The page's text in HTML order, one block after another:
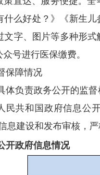
什么好处？》《新生
文字、图片等多种形
号进行医保缴费。
保障情况
体负责政务公开的监
民共和国政府信息公
息建设和发布审核，
开政府信息情况